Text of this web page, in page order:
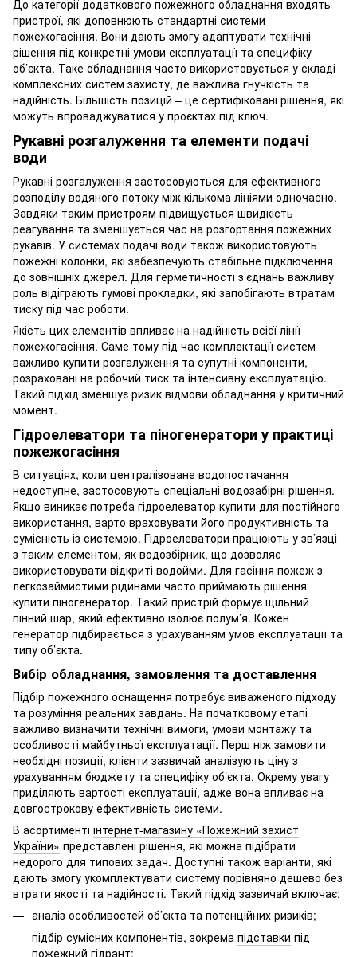
До категорії додаткового пожежного обладнання входять
пристрої, які доповнюють стандартні системи
пожежогасіння. Вони дають змогу адаптувати технічні
рішення під конкретні умови експлуатації та специфіку
об’єкта. Таке обладнання часто використовується у складі
комплексних систем захисту, де важлива гнучкість та
надійність. Більшість позицій – це сертифіковані рішення, які
можуть впроваджуватися у проєктах під ключ.
Рукавні розгалуження та елементи подачі
води
Рукавні розгалуження застосовуються для ефективного
розподілу водяного потоку між кількома лініями одночасно.
Завдяки таким пристроям підвищується швидкість
реагування та зменшується час на розгортання пожежних
рукавів. У системах подачі води також використовують
пожежні колонки, які забезпечують стабільне підключення
до зовнішніх джерел. Для герметичності з’єднань важливу
роль відіграють гумові прокладки, які запобігають втратам
тиску під час роботи.
Якість цих елементів впливає на надійність всієї лінії
пожежогасіння. Саме тому під час комплектації систем
важливо купити розгалуження та супутні компоненти,
розраховані на робочий тиск та інтенсивну експлуатацію.
Такий підхід зменшує ризик відмови обладнання у критичний
момент.
Гідроелеватори та піногенератори у практиці
пожежогасіння
В ситуаціях, коли централізоване водопостачання
недоступне, застосовують спеціальні водозабірні рішення.
Якщо виникає потреба гідроелеватор купити для постійного
використання, варто враховувати його продуктивність та
сумісність із системою. Гідроелеватори працюють у зв’язці
з таким елементом, як водозбірник, що дозволяє
використовувати відкриті водойми. Для гасіння пожеж з
легкозаймистими рідинами часто приймають рішення
купити піногенератор. Такий пристрій формує щільний
пінний шар, який ефективно ізолює полум’я. Кожен
генератор підбирається з урахуванням умов експлуатації та
типу об’єкта.
Вибір обладнання, замовлення та доставлення
Підбір пожежного оснащення потребує виваженого підходу
та розуміння реальних завдань. На початковому етапі
важливо визначити технічні вимоги, умови монтажу та
особливості майбутньої експлуатації. Перш ніж замовити
необхідні позиції, клієнти зазвичай аналізують ціну з
урахуванням бюджету та специфіку об’єкта. Окрему увагу
приділяють вартості експлуатації, адже вона впливає на
довгострокову ефективність системи.
В асортименті інтернет-магазину «Пожежний захист
України» представлені рішення, які можна підібрати
недорого для типових задач. Доступні також варіанти, які
дають змогу укомплектувати систему порівняно дешево без
втрати якості та надійності. Такий підхід зазвичай включає:
аналіз особливостей об’єкта та потенційних ризиків;
підбір сумісних компонентів, зокрема підставки під
пожежний гідрант;